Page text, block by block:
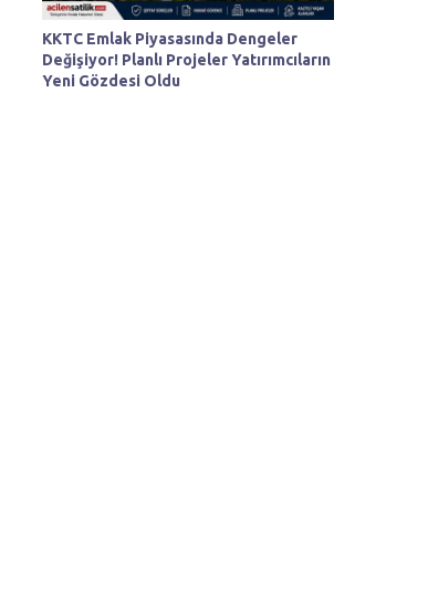
KKTC Emlak Piyasasında Dengeler
Değişiyor! Planlı Projeler Yatırımcıların
Yeni Gözdesi Oldu